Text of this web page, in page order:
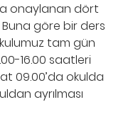
onaylanan dört
Buna göre bir ders
tam gün
16.00 saatleri
09.00’da okulda
ayrılması